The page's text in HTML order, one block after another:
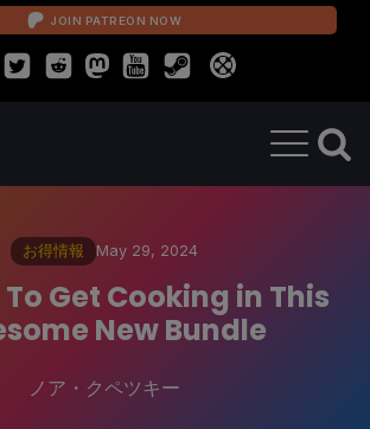
JOIN PATREON NOW
お得情報 May 29, 2024
Get Cooking in This
New Bundle
ノア・クペツキー